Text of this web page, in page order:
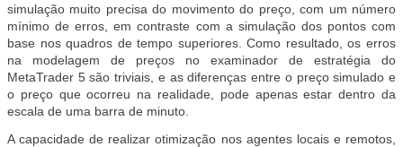
simulação muito precisa do movimento do preço, com um número
mínimo de erros, em contraste com a simulação dos pontos com
base nos quadros de tempo superiores. Como resultado, os erros
na modelagem de preços no examinador de estratégia do
MetaTrader 5 são triviais, e as diferenças entre o preço simulado e
o preço que ocorreu na realidade, pode apenas estar dentro da
escala de uma barra de minuto.
A capacidade de realizar otimização nos agentes locais e remotos,